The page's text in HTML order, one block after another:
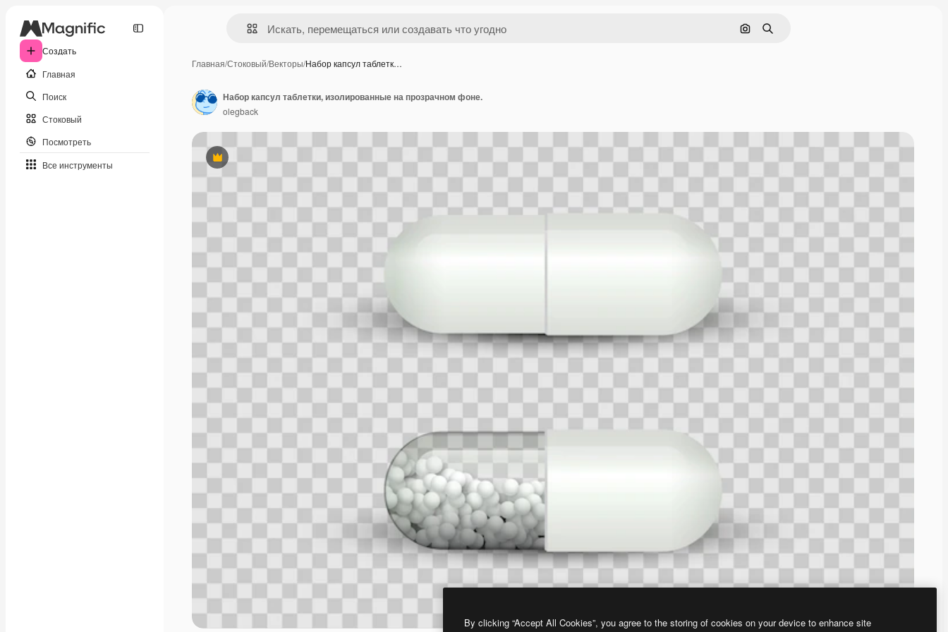
Создать
Главная
Поиск
Стоковый
Посмотреть
Все инструменты
Поиск по изображению
Поиск
Главная/Стоковый/Векторы/Набор капсул таблетк…
Премиум
Набор капсул таблетки, изолированные на прозрачном фоне.
olegback
By clicking “Accept All Cookies”, you agree to the storing of cookies on your device to enhance site